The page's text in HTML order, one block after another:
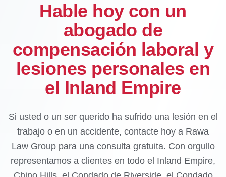
Hable hoy con un
abogado de
compensación laboral y
lesiones personales en
el Inland Empire
Si usted o un ser querido ha sufrido una lesión en el
trabajo o en un accidente, contacte hoy a Rawa
Law Group para una consulta gratuita. Con orgullo
representamos a clientes en todo el Inland Empire,